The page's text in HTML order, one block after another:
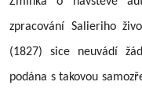
zpracování Salieriho
(1827) sice neuvádí
podána s takovou